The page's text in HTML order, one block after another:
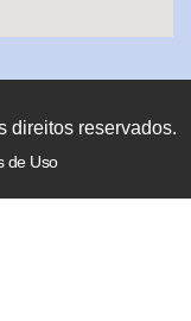
direitos reservados.
de Uso